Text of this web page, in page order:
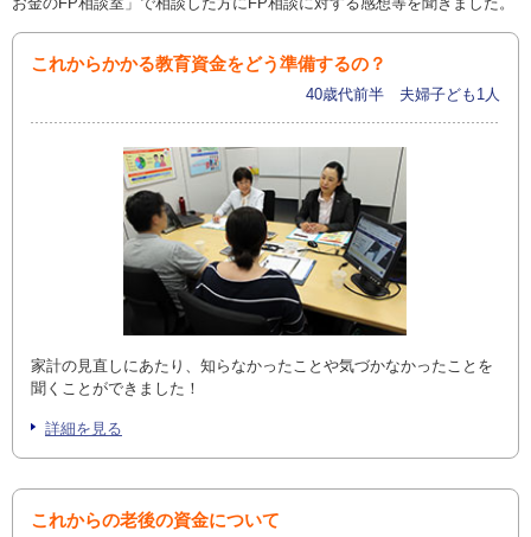
パーソナルファイナンス教育について
English
報道・メディア関係者の方へ
これからかかる教育資金をどう準備するの？
40歳代前半 夫婦子ども1人
家計の見直しにあたり、知らなかったことや気づかなかったことを
聞くことができました！
詳細を見る
これからの老後の資金について